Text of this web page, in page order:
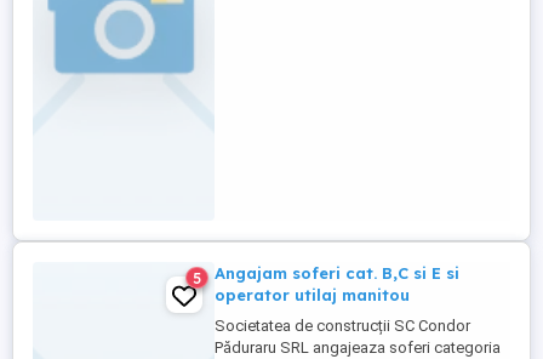
5
Angajam soferi cat. B,C si E si
operator utilaj manitou
Societatea de construcții SC Condor
Păduraru SRL angajeaza soferi categoria